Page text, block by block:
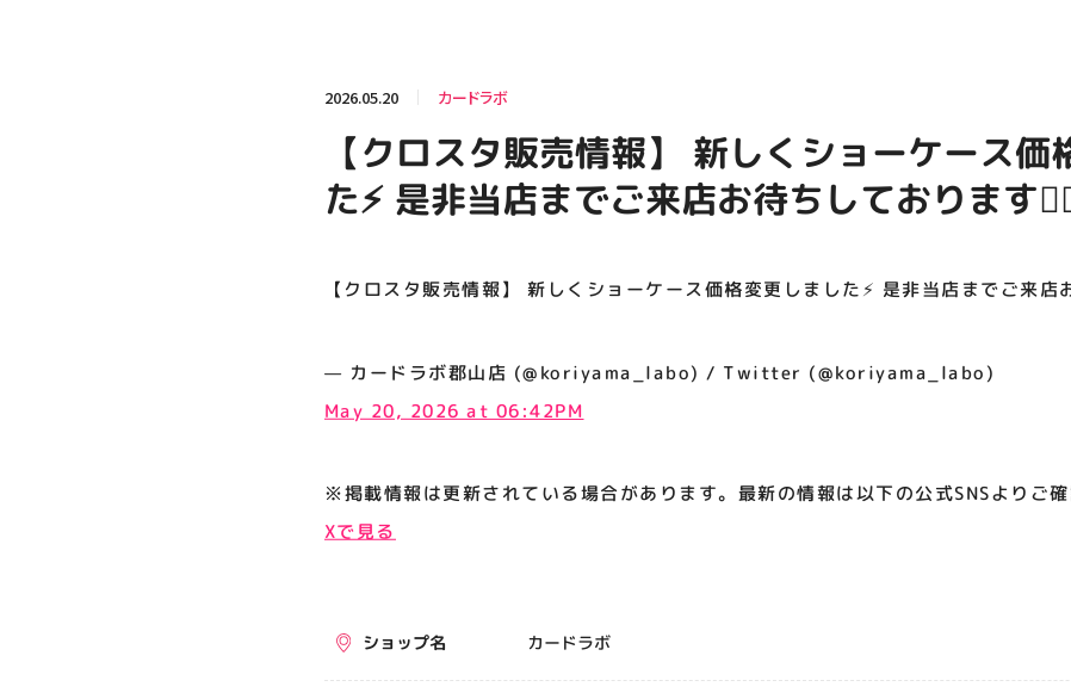
テナント出店募集
催事出店募集
2026.05.20 カードラボ
【クロスタ販売情報】 新しくショーケース価
た⚡️ 是非当店までご来店お待ちしております
【クロスタ販売情報】 新しくショーケース価格変更しました⚡️ 是非当店までご来店
— カードラボ郡山店 (@koriyama_labo) / Twitter (@koriyama_labo)
May 20, 2026 at 06:42PM
※掲載情報は更新されている場合があります。最新の情報は以下の公式SNSよりご確
Xで見る
ショップ名 カードラボ